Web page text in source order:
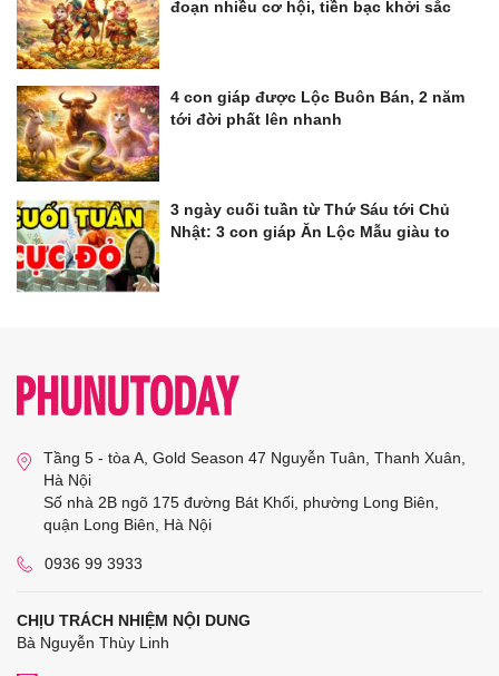
đoạn nhiều cơ hội, tiền bạc khởi sắc
4 con giáp được Lộc Buôn Bán, 2 năm
tới đời phất lên nhanh
3 ngày cuối tuần từ Thứ Sáu tới Chủ
Nhật: 3 con giáp Ăn Lộc Mẫu giàu to
Tầng 5 - tòa A, Gold Season 47 Nguyễn Tuân, Thanh Xuân,
Hà Nội
Số nhà 2B ngõ 175 đường Bát Khối, phường Long Biên,
quận Long Biên, Hà Nội
0936 99 3933
CHỊU TRÁCH NHIỆM NỘI DUNG
Bà Nguyễn Thùy Linh